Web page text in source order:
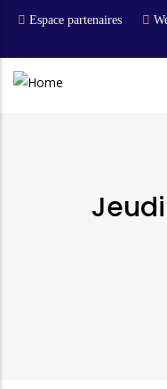
Skip
main
content
Espace partenaires